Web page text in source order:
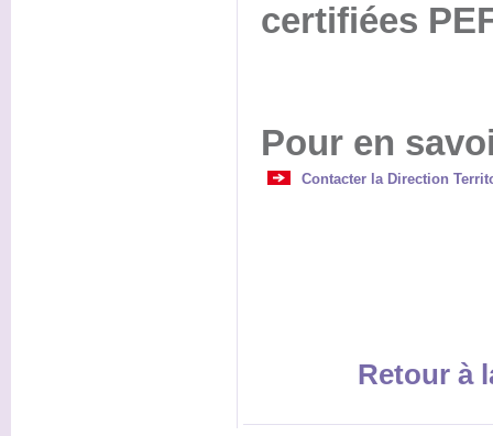
certifiées
Pour en
Contacter la Direction
Retour à